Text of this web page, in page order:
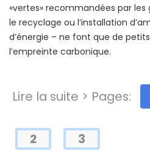
«vertes» recommandées par
le recyclage ou l’installation
d’énergie – ne font que de
l’empreinte carbonique.
Lire la suite > Pages:
2 3